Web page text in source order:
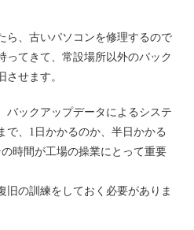
ら、古いパソコンを修理するので
ってきて、常設場所以外のバック
させます。
バックアップデータによるシステ
で、1日かかるのか、半日かかる
時間が工場の操業にとって重要
旧の訓練をしておく必要がありま